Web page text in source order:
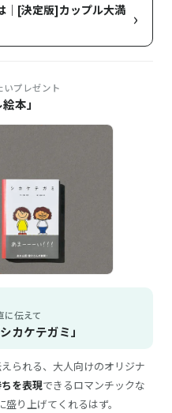
｜[決定版]カップル大満 ›
いプレゼント
本」
に伝えて
カケテガミ」
られる、大人向けのオリジナ
を表現できるロマンチックな
り上げてくれるはず。